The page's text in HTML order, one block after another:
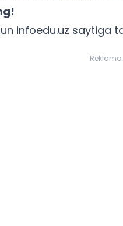
infoedu.uz saytiga
Reklama